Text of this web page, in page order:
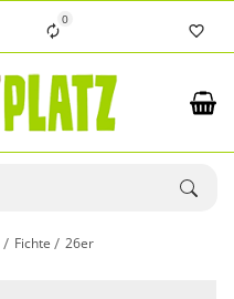
0
Fichte 26er